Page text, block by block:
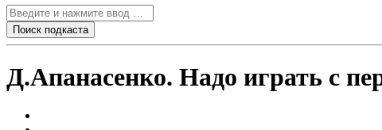
Д.Апанасенко. Надо играть с